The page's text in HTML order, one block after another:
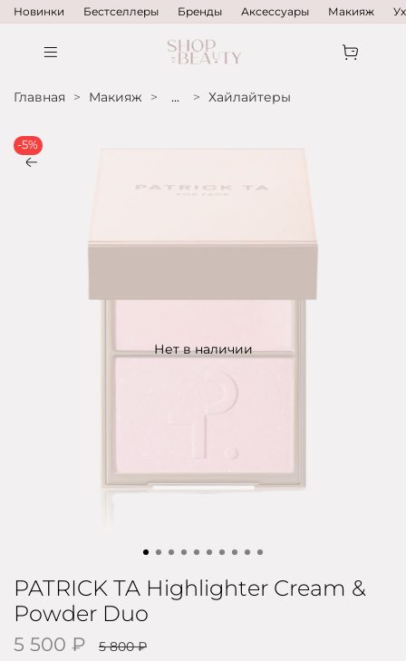
Новинки Бестселлеры Бренды Аксессуары Макияж
Главная Макияж ... Хайлайтеры
Нет в наличии
-5%
PATRICK TA Highlighter Cream &
Powder Duo
5 500 ₽ 5 800 ₽